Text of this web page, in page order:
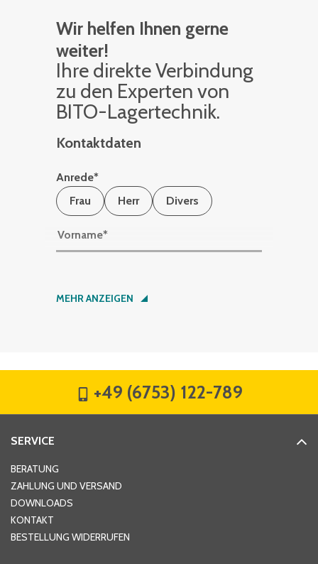
Wir helfen Ihnen gerne
weiter!
Ihre di­rek­te Ver­bin­dung
zu den Ex­per­ten von
BITO-La­ger­tech­nik.
Kontaktdaten
Anrede*
Frau
Herr Divers
Vorname*
Nachname*
Hausnummer
MEHR ANZEIGEN
+49 (6753) 122-789
SERVICE
BERATUNG
ZAHLUNG UND VERSAND
DOWNLOADS
KONTAKT
BESTELLUNG WIDERRUFEN